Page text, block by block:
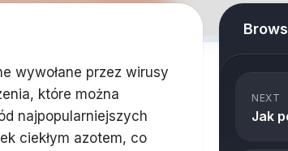
wywołane przez wirusy
które można
najpopularniejszych
ciekłym azotem, co
NEXT
Jak